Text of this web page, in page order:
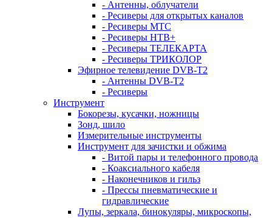
- Антенны, облучатели
- Ресиверы для открытых каналов
- Ресиверы МТС
- Ресиверы НТВ+
- Ресиверы ТЕЛЕКАРТА
- Ресиверы ТРИКОЛОР
Эфирное телевидение DVB-T2
- Антенны DVB-T2
- Ресиверы
Инструмент
Бокорезы, кусачки, ножницы
Зонд, шило
Измерительные инструменты
Инструмент для зачистки и обжима
- Витой пары и телефонного провода
- Коаксиального кабеля
- Наконечников и гильз
- Прессы пневматические и
гидравлические
Лупы, зеркала, бинокуляры, микроскопы,